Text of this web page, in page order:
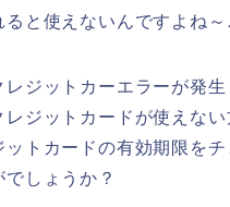
ると使えないんですよね～
レジットカーエラーが発
レジットカードが使えない
ットカードの有効期限を
しょうか？